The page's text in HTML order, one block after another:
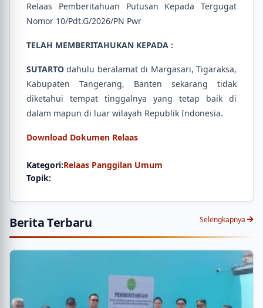
Relaas Pemberitahuan Putusan Kepada Tergugat
Nomor 10/Pdt.G/2026/PN Pwr
TELAH MEMBERITAHUKAN KEPADA :
SUTARTO dahulu beralamat di Margasari, Tigaraksa,
Kabupaten Tangerang, Banten sekarang tidak
diketahui tempat tinggalnya yang tetap baik di
dalam mapun di luar wilayah Republik Indonesia.
Download Dokumen Relaas
Kategori:Relaas Panggilan Umum
Topik:
Berita Terbaru Selengkapnya